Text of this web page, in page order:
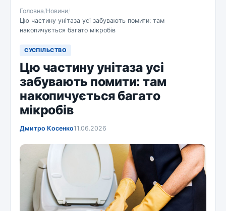
Головна/Новини/
Цю частину унітаза усі забувають помити: там
накопичується багато мікробів
СУСПІЛЬСТВО
Цю частину унітаза усі
забувають помити: там
накопичується багато
мікробів
Дмитро Косенко11.06.2026